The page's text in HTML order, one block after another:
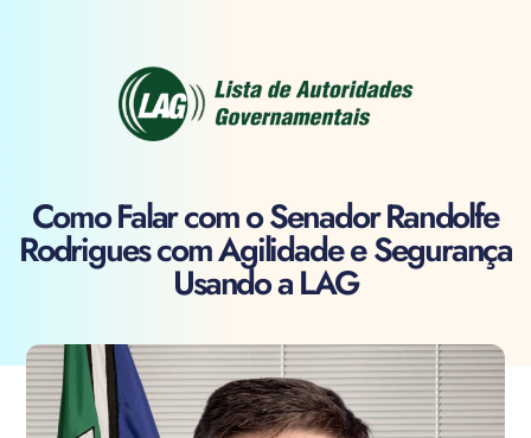
Como Falar com o Senador Randolfe
Rodrigues com Agilidade e Segurança
Usando a LAG